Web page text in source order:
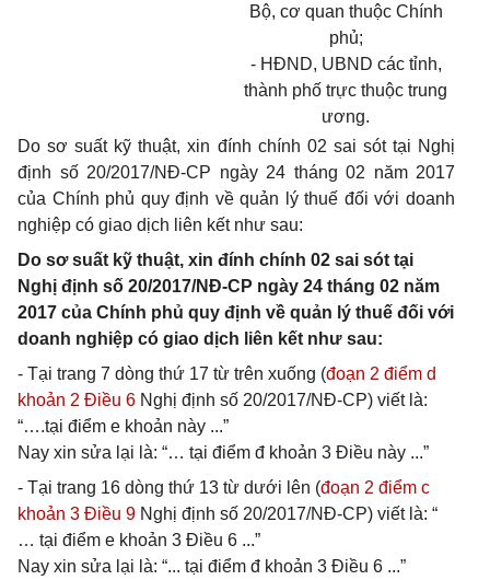
Bộ, cơ quan thuộc Chính
phủ;
- HĐND, UBND các tỉnh,
thành phố trực thuộc trung
ương.
Do sơ suất kỹ thuật, xin đính chính 02 sai sót tại Nghị
định số 20/2017/NĐ-CP ngày 24 tháng 02 năm 2017
của Chính phủ quy định về quản lý thuế đối với doanh
nghiệp có giao dịch liên kết như sau:
Do sơ suất kỹ thuật, xin đính chính 02 sai sót tại
Nghị định số 20/2017/NĐ-CP ngày 24 tháng 02 năm
2017 của Chính phủ quy định về quản lý thuế đối với
doanh nghiệp có giao dịch liên kết như sau:
- Tại trang 7 dòng thứ 17 từ trên xuống (đoạn 2 điểm d
khoản 2 Điều 6 Nghị định số 20/2017/NĐ-CP) viết là:
“….tại điểm e khoản này ...”
Nay xin sửa lại là: “… tại điểm đ khoản 3 Điều này ...”
- Tại trang 16 dòng thứ 13 từ dưới lên (đoạn 2 điểm c
khoản 3 Điều 9 Nghị định số 20/2017/NĐ-CP) viết là: “
… tại điểm e khoản 3 Điều 6 ...”
Nay xin sửa lại là: “... tại điểm đ khoản 3 Điều 6 ...”